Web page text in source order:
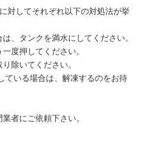
対してそれぞれ以下の対処法が挙
、タンクを満水にしてください。
度押してください。
除いてください。
いる場合は、解凍するのをお待
者にご依頼下さい。